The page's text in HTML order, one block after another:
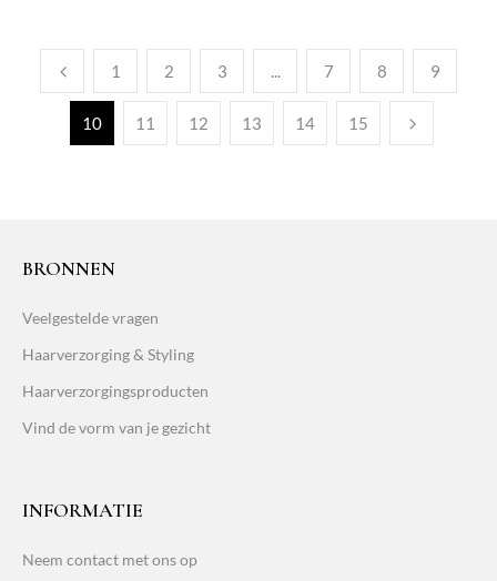
1 2 3 ... 7 8 9
10 11 12 13 14 15
BRONNEN
Veelgestelde vragen
Haarverzorging & Styling
Haarverzorgingsproducten
Vind de vorm van je gezicht
INFORMATIE
Neem contact met ons op